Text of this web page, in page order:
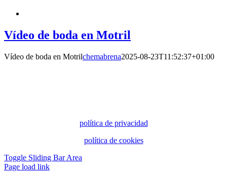
Vídeo de boda en Motril
Vídeo de boda en Motrilchemabrena2025-08-23T11:52:37+01:00
política de privacidad
política de cookies
Toggle Sliding Bar Area
Page load link